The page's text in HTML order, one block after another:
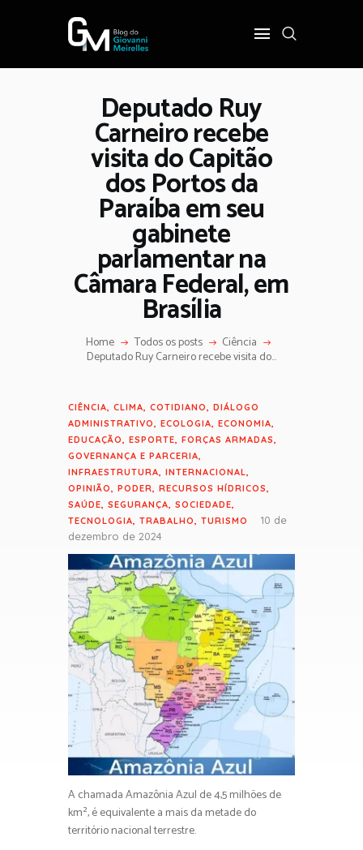
Deputado Ruy
Carneiro recebe
visita do Capitão
dos Portos da
Paraíba em seu
gabinete
parlamentar na
Câmara Federal, em
Brasília
Home Todos os posts Ciência
Deputado Ruy Carneiro recebe visita do...
INÍCIO
POLÍTICA
COTIDIANO
OPINIÃO
PODER
CIÊNCIA, CLIMA, COTIDIANO, DIÁLOGO
ADMINISTRATIVO, ECOLOGIA, ECONOMIA,
EDUCAÇÃO, ESPORTE, FORÇAS ARMADAS,
GOVERNANÇA E PARCERIA,
INFRAESTRUTURA, INTERNACIONAL,
OPINIÃO, PODER, RECURSOS HÍDRICOS,
SAÚDE, SEGURANÇA, SOCIEDADE,
TECNOLOGIA, TRABALHO, TURISMO
10 de
dezembro de 2024
A chamada Amazônia Azul de 4,5 milhões de
km², é equivalente a mais da metade do
território nacional terrestre.